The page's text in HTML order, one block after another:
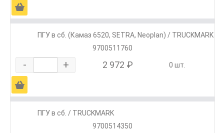
Ä
ПГУ в сб. (Камаз 6520, SETRA, Neoplan) / TRUCKMARK
9700511760
- + 2 972 ₽ 0 шт.
Ä
ПГУ в сб. / TRUCKMARK
9700514350